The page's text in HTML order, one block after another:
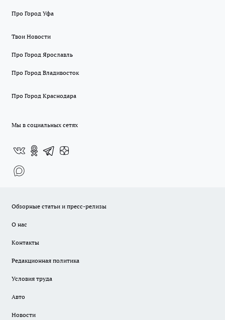
Про Город Уфа
Твои Новости
Про Город Ярославль
Про Город Владивосток
Про Город Краснодара
Мы в социальных сетях
Обзорные статьи и пресс-релизы
О нас
Контакты
Редакционная политика
Условия труда
Авто
Новости